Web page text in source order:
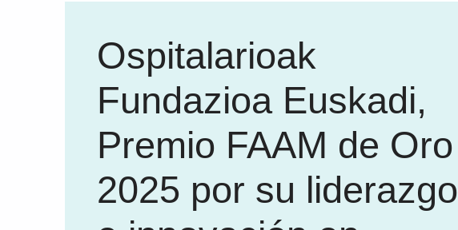
Ospitalarioak
Fundazioa Euskadi,
Premio FAAM de Oro
2025 por su liderazgo